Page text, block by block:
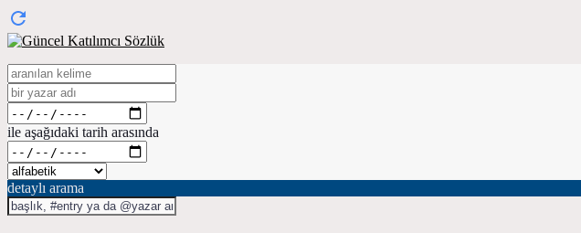
ile aşağıdaki tarih arasında
detaylı arama